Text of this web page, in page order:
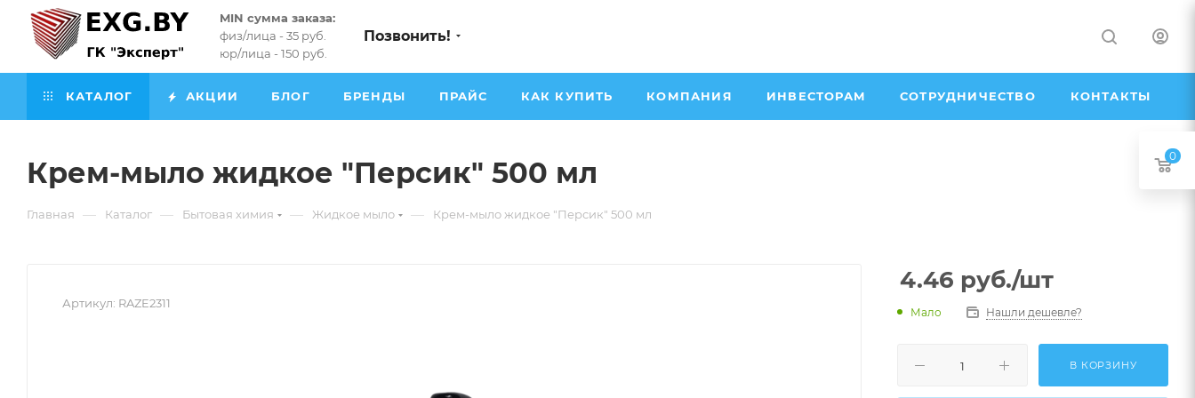
MIN сумма заказа:
физ/лица - 35 руб.
юр/лица - 150 руб.
Позвонить!
КАТАЛОГ АКЦИИ БЛОГ БРЕНДЫ ПРАЙС КАК КУПИТЬ КОМПАНИЯ ИНВЕСТОРАМ СОТРУДНИЧЕСТВО КОНТАКТЫ
Крем-мыло жидкое "Персик" 500 мл
Главная — Каталог — Бытовая химия — Жидкое мыло — Крем-мыло жидкое "Персик" 500 мл
Артикул: RAZE2311
4.46 руб./шт
Мало Нашли дешевле?
В КОРЗИНУ
0